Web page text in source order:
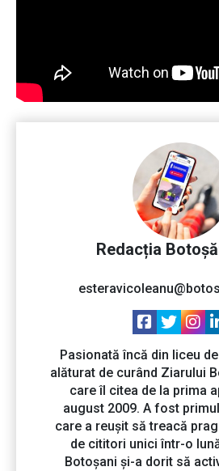
Redacția
Pasionată încă din liceu
alăturat de curând Ziarului
care îl citea de la prima
august 2009. A fost
care a reușit să treacă
de cititori unici într-o
Botoșani și-a dorit să